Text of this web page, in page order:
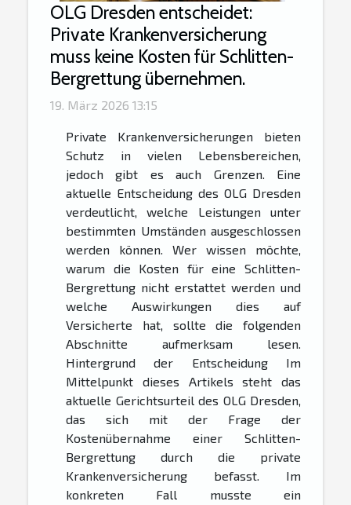
OLG Dresden entscheidet:
Private Krankenversicherung
muss keine Kosten für Schlitten-
Bergrettung übernehmen.
19. März 2026 13:15
Private Krankenversicherungen bieten
Schutz in vielen Lebensbereichen,
jedoch gibt es auch Grenzen. Eine
aktuelle Entscheidung des OLG Dresden
verdeutlicht, welche Leistungen unter
bestimmten Umständen ausgeschlossen
werden können. Wer wissen möchte,
warum die Kosten für eine Schlitten-
Bergrettung nicht erstattet werden und
welche Auswirkungen dies auf
Versicherte hat, sollte die folgenden
Abschnitte aufmerksam lesen.
Hintergrund der Entscheidung Im
Mittelpunkt dieses Artikels steht das
aktuelle Gerichtsurteil des OLG Dresden,
das sich mit der Frage der
Kostenübernahme einer Schlitten-
Bergrettung durch die private
Krankenversicherung befasst. Im
konkreten Fall musste ein